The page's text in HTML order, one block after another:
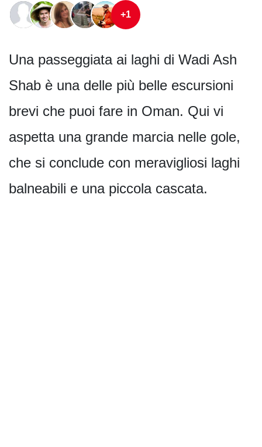
+1
Una passeggiata ai laghi di Wadi Ash
Shab è una delle più belle escursioni
brevi che puoi fare in Oman. Qui vi
aspetta una grande marcia nelle gole,
che si conclude con meravigliosi laghi
balneabili e una piccola cascata.